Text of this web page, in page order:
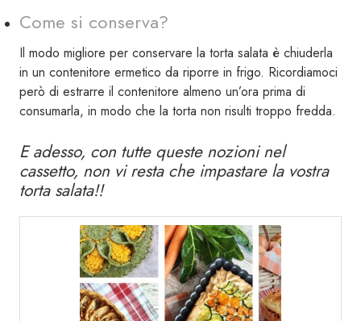
Come si conserva?
Il modo migliore per conservare la torta salata è chiuderla
in un contenitore ermetico da riporre in frigo. Ricordiamoci
però di estrarre il contenitore almeno un’ora prima di
consumarla, in modo che la torta non risulti troppo fredda.
E adesso, con tutte queste nozioni nel
cassetto, non vi resta che impastare la vostra
torta salata!!